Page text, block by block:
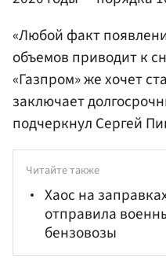
«Любой факт
объемов приводит к
«Газпром» же хочет
заключает
подчеркнул Сергей
Читайте также
Хаос на
отправила
бензовозы